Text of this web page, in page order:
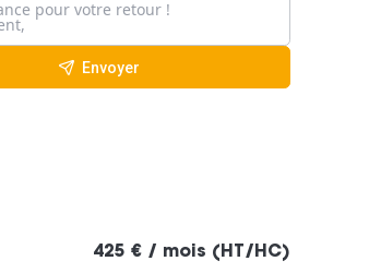
Envoyer
425 € / mois (HT/HC)